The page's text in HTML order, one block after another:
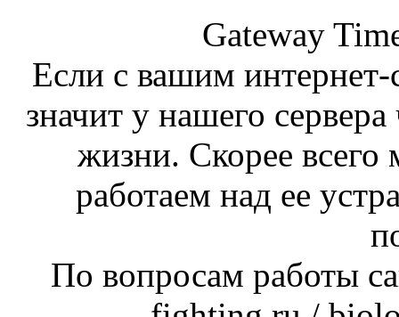
Gateway
Если с вашим интернет-
значит у нашего
жизни. Скорее
работаем над ее
По вопросам работы